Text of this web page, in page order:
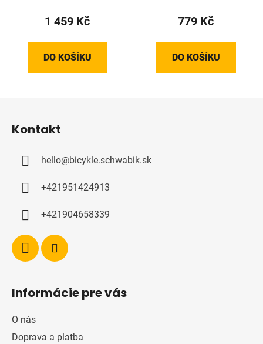
1 459 Kč
DO KOŠÍKU
779 Kč
DO KOŠÍKU
Kontakt
hello@bicykle.schwabik.sk
+421951424913
+421904658339
Informácie pre vás
O nás
Doprava a platba